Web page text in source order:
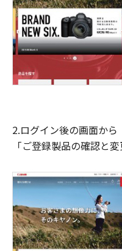
2.ログイン後の画面から
「ご登録製品の確認と